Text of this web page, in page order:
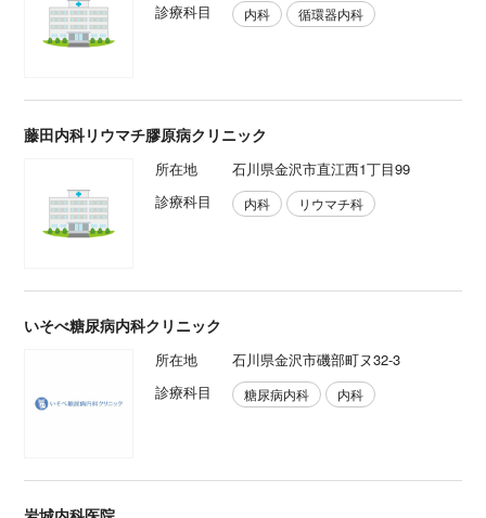
診療科目
内科 循環器内科
藤田内科リウマチ膠原病クリニック
所在地
石川県金沢市直江西1丁目99
診療科目
内科 リウマチ科
いそべ糖尿病内科クリニック
所在地
石川県金沢市磯部町ヌ32-3
診療科目
糖尿病内科 内科